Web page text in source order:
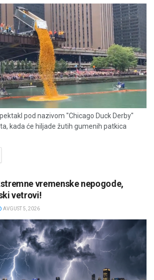
pod nazivom "Chicago Duck Derby"
kada će hiljade žutih gumenih patkica
vremenske nepogode,
vetrovi!
AVGUST 5, 2026